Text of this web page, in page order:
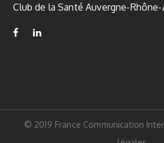
Club de la Santé Auvergne-Rhône-
© 2019 France Communication